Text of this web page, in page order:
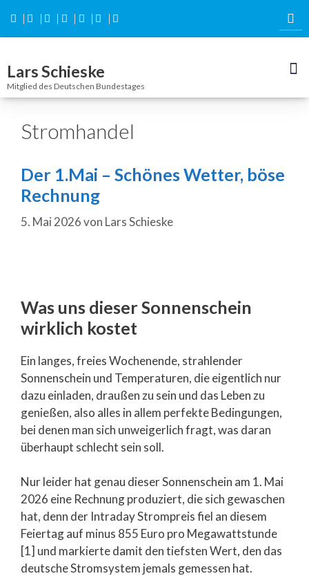
springen
Lars Schieske
Mitglied des Deutschen Bundestages
Stromhandel
Der 1.Mai – Schönes Wetter, böse
Rechnung
5. Mai 2026von Lars Schieske
Was uns dieser Sonnenschein
wirklich kostet
Ein langes, freies Wochenende, strahlender
Sonnenschein und Temperaturen, die eigentlich nur
dazu einladen, draußen zu sein und das Leben zu
genießen, also alles in allem perfekte Bedingungen,
bei denen man sich unweigerlich fragt, was daran
überhaupt schlecht sein soll.
Nur leider hat genau dieser Sonnenschein am 1. Mai
2026 eine Rechnung produziert, die sich gewaschen
hat, denn der Intraday Strompreis fiel an diesem
Feiertag auf minus 855 Euro pro Megawattstunde
[1] und markierte damit den tiefsten Wert, den das
deutsche Stromsystem jemals gemessen hat.